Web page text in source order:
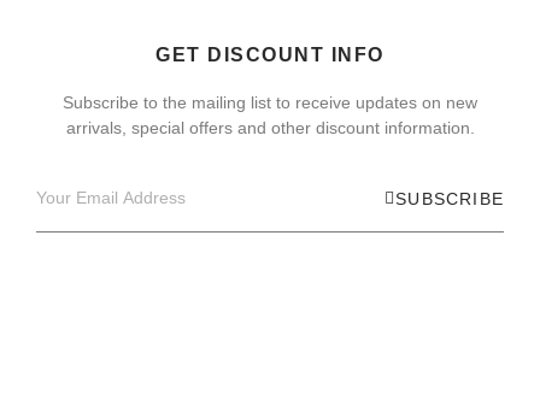
GET DISCOUNT INFO
Subscribe to the mailing list to receive updates on new
arrivals, special offers and other discount information.
SUBSCRIBE